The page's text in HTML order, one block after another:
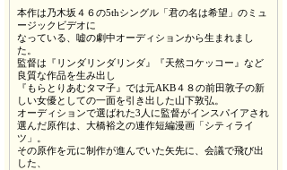
本作は乃木坂４６の5thシングル「君の名は希望」のミュ
ージックビデオに
なっている、嘘の劇中オーディションから生まれまし
た。
監督は『リンダリンダリンダ』『天然コケッコー』など
良質な作品を生み出し
『もらとりあむタマ子』では元AKB４８の前田敦子の新
しい女優としての一面を引き出した山下敦弘。
オーディションで選ばれた3人に監督がインスパイアされ
選んだ原作は、大橋裕之の連作短編漫画「シティライ
ツ」。
その原作を元に制作が進んでいた矢先に、会議で飛び出
した、